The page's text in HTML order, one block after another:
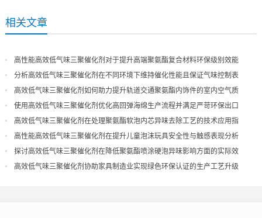
相关文章
高性能高效低气味三聚催化剂对于提升高端聚氨酯复合材料环保级别效能
分析高效低气味三聚催化剂在不同环境下维持催化性能且保证气味控制表
现
高效低气味三聚催化剂如何助力提升轨道交通聚氨酯内饰件的室内空气质
量
使用高效低气味三聚催化剂优化高回弹海绵生产流程并满足严苛环保出口
高效低气味三聚催化剂在处理聚氨酯软泡内芯异味去除工艺的技术应用指
导
高性能高效低气味三聚催化剂在提升儿童泡沫玩具安全性与触感表现分析
探讨高效低气味三聚催化剂在降低聚氨酯喷涂硬泡异味影响方面的实际效
果
高效低气味三聚催化剂协助家具制造业实现绿色环保认证的生产工艺升级